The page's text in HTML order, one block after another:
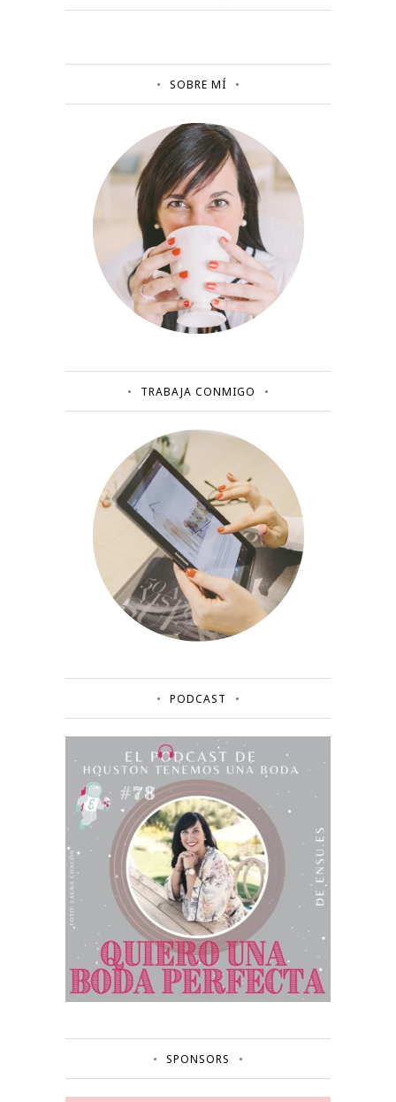
SOBRE MÍ
TRABAJA CONMIGO
PODCAST
SPONSORS